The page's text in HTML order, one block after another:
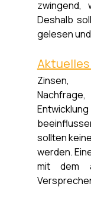
zwingend,
Deshalb
gelesen
Zinsen,
sollten
werden.
mit dem